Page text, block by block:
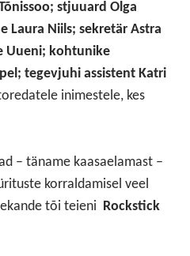
stjuuard Olga
Laura Niils; sekretär Astra
Uueni; kohtunike
tegevjuhi assistent Katri
inimestele, kes
– täname kaasaelamast –
korraldamisel veel
tõi teieni
Rockstick